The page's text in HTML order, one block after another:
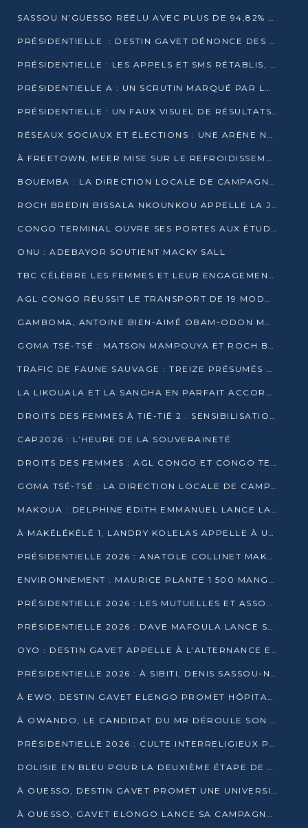
SASSOU N’GUESSO RÉÉLU AVEC PLUS DE 94,82% DES VOIX
PRÉSIDENTIELLE : DESTIN GAVET DÉNONCE DES IRRÉGULARITÉS ET REVENDIQUE LA VICTOIRE
PRÉSIDENTIELLE : LES APPELS ET SMS RÉTABLIS, INTERNET RESTE BLOQUÉ
PRÉSIDENTIELLE A : UN SCRUTIN MARQUÉ PAR LA COUPURE D’INTERNET ET UNE AFFLUENCE TIMIDE À BRAZZAVILLE
PRÉSIDENTIELLE : UN FAUX VISUEL DE RÉSULTATS CIRCULE
RÉSEAUX SOCIAUX ET ÉLECTIONS : UNE ARÈNE NUMÉRIQUE EN PLEINE MUTATION AU CONGO
À FREETOWN, MEER MISE SUR LE REFROIDISSEMENT PASSIF FACE À LA CHALEUR EXTRÊME
BOUEMBA : LA DIRECTION LOCALE DE CAMPAGNE DE DENIS SASSOU N’GUESSO MULTIPLIE LES ACTIVITÉS DE MOBILISATION
ROCH BREDIN BISSALA NKOUNKOU APPELLE LA JEUNESSE DE GOMA TSÉ-TSÉ À UN VOTE MASSIF POUR DENIS SASSOU NGUESSO
CONGO TERMINAL OUVRE SES PORTES AUX ÉTUDIANTS EN TRANSPORT ET LOGISTIQUE
ONU : ADEBAYOR SOUTIENT MACKY SALL
TBC CÉLÈBRE LES FEMMES ET LEUR ENGAGEMENT À L’OCCASION DU 8 MARS
AGL CONGO RÉUSSIT LE TRANSPORT DE 19 MODULES HORS GABARIT ENTRE POINTE-NOIRE ET BRAZZAVILLE
GAMBOMA, ANTOINE BIEN-AIMÉ OBAM-ODON MOBILISE LES 32 148 ÉLECTEURS EN FAVEUR DE DENIS SASSOU NGUESSO
GOMA TSÉ-TSÉ : MATSON MAMPOUYA ET ROCH BREDIN BISSALA NKOUNKOU EN CAMPAGNE DE PROXIMITÉ
TRAFIC DE FAUNE SAUVAGE : TREIZE PRÉSUMÉS TRAFIQUANTS INTERPELLÉS AU CONGO EN 2025
LA LIKOUALA ET LA SANGHA EN PARFAIT ACCORD AVEC LE PROJET DE SOCIÉTÉ DU CANDIDAT DENIS SASSOU-N’GUESSO
DROITS DES FEMMES À TIÉ-TIÉ 2 : SENSIBILISATION ET PÉDAGOGIE SUR LE DROIT DE VOTE
CAP2026 : L’HEURE DE LA SOUVERAINETÉ
DROITS DES FEMMES : AGL CONGO ET CONGO TERMINAL METTENT EN AVANT LE LEADERSHIP FÉMININ
GOMA TSÉ-TSÉ : LA DIRECTION LOCALE DE CAMPAGNE INTENSIFIE LA SENSIBILISATION DANS LES VILLAGES
MAKOUA : DELPHINE ÉDITH EMMANUEL LANCE LA CAMPAGNE POUR DENIS SASSOU-N’GUESSO
À MAKÉLÉKÉLÉ 1, LANDRY KOLELAS APPELLE À UNE MOBILISATION MASSIVE EN FAVEUR DE DENIS SASSOU-N’GUESSO
PRÉSIDENTIELLE 2026 : ANATOLE COLLINET MAKOSSO DÉFEND LE PROJET DE SOCIÉTÉ DE DENIS SASSOU NGUESSO
ENVIRONNEMENT : MAURICE PLANTE 1 500 MANGROVES POUR HONORER WANGARI MAATHAI
PRÉSIDENTIELLE 2026 : LES MUTUELLES ET ASSOCIATIONS S’IMPLIQUENT DANS LA CAMPAGNE ÉLECTORALE À TIÉ-TIÉ 2 (POINTE-NOIRE)
PRÉSIDENTIELLE 2026 : DAVE MAFOULA LANCE SA « VAGUE DU NOUVEAU DÉPART » À IMPFONDO
OYO : DESTIN GAVET APPELLE À L’ALTERNANCE ET À LA RESPONSABILITÉ DE LA JEUNESSE
PRÉSIDENTIELLE 2026 : À SIBITI, DENIS SASSOU-N’GUESSO PARIE SUR LES RESSOURCES DE LA LEKOUMOU
À EWO, DESTIN GAVET ELENGO PROMET HÔPITAL, CHEMIN DE FER ET AUDIT DES FINANCES PUBLIQUES
À OWANDO, LE CANDIDAT DU MR DÉROULE SON PROGRAMME DE “CHANGEMENT”
PRÉSIDENTIELLE 2026 : CULTE INTERRELIGIEUX POUR LA PAIX À OUENZÉ
DOLISIE EN BLEU POUR LA DEUXIÈME ÉTAPE DE CAMPAGNE DE DSN
À OUESSO, DESTIN GAVET PROMET UNE UNIVERSITÉ POUR LA SANGHA
À OUESSO, GAVET ELONGO LANCE SA CAMPAGNE SOUS LE SIGNE DU RENOUVEAU